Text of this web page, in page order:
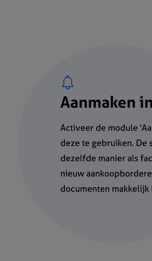
Aanmaken
Activeer de module
deze te gebruiken.
dezelfde manier als
nieuw
documenten